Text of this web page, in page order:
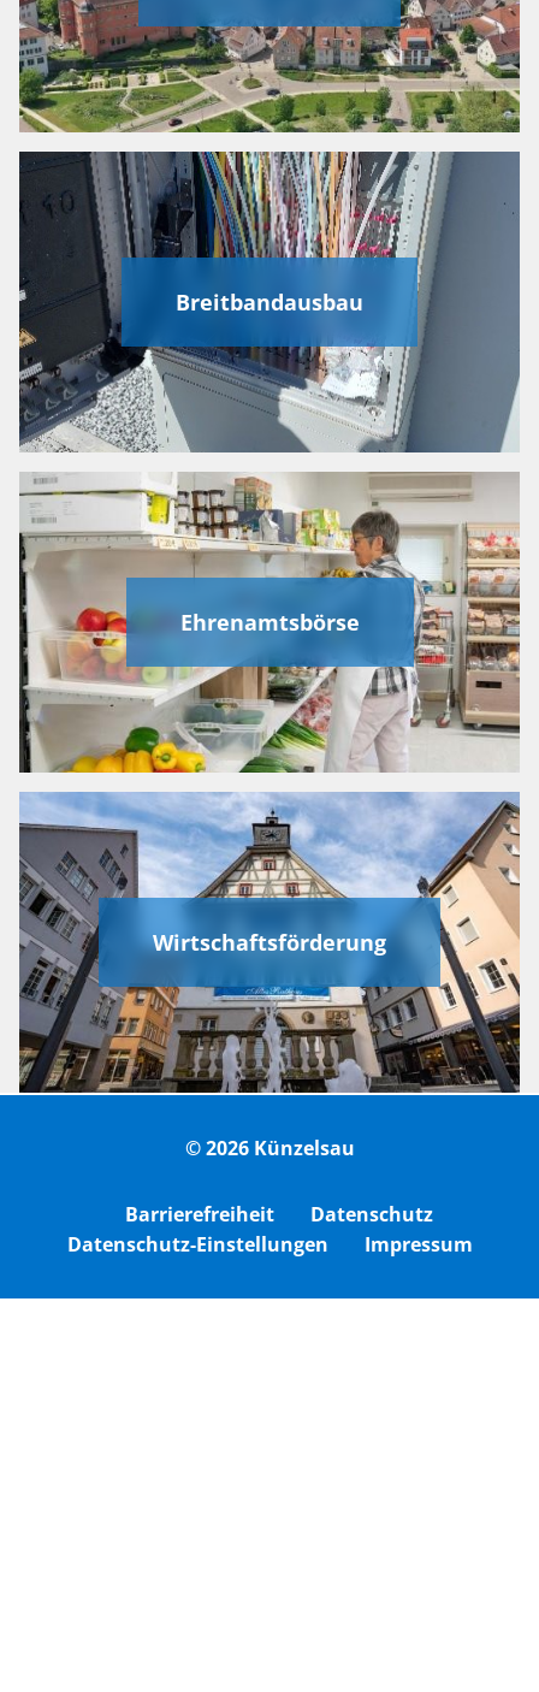
Breitbandausbau
Ehrenamtsbörse
Wirtschaftsförderung
© 2026 Künzelsau
Barrierefreiheit
Datenschutz
Datenschutz-Einstellungen
Impressum